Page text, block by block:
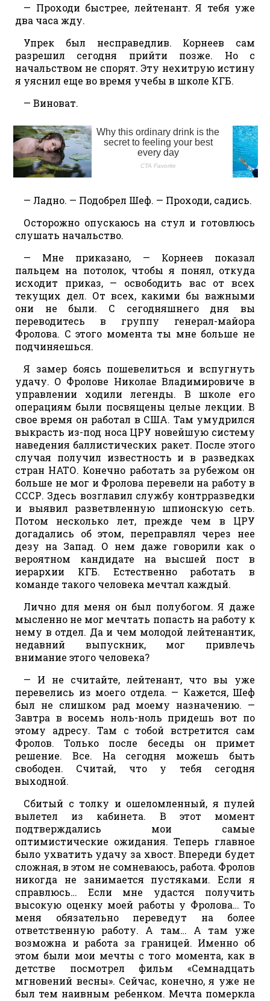
— Проходи быстрее, лейтенант. Я тебя уже
два часа жду.
Упрек был несправедлив. Корнеев сам
разрешил сегодня прийти позже. Но с
начальством не спорят. Эту нехитрую истину
я уяснил еще во время учебы в школе КГБ.
— Виноват.
— Ладно. — Подобрел Шеф. — Проходи, садись.
Осторожно опускаюсь на стул и готовлюсь
слушать начальство.
— Мне приказано, — Корнеев показал
пальцем на потолок, чтобы я понял, откуда
исходит приказ, — освободить вас от всех
текущих дел. От всех, какими бы важными
они не были. С сегодняшнего дня вы
переводитесь в группу генерал-майора
Фролова. С этого момента ты мне больше не
подчиняешься.
Я замер боясь пошевелиться и вспугнуть
удачу. О Фролове Николае Владимировиче в
управлении ходили легенды. В школе его
операциям были посвящены целые лекции. В
свое время он работал в США. Там умудрился
выкрасть из-под носа ЦРУ новейшую систему
наведения баллистических ракет. После этого
случая получил известность и в разведках
стран НАТО. Конечно работать за рубежом он
больше не мог и Фролова перевели на работу в
СССР. Здесь возглавил службу контрразведки
и выявил разветвленную шпионскую сеть.
Потом несколько лет, прежде чем в ЦРУ
догадались об этом, переправлял через нее
дезу на Запад. О нем даже говорили как о
вероятном кандидате на высшей пост в
иерархии КГБ. Естественно работать в
команде такого человека мечтал каждый.
Лично для меня он был полубогом. Я даже
мысленно не мог мечтать попасть на работу к
нему в отдел. Да и чем молодой лейтенантик,
недавний выпускник, мог привлечь
внимание этого человека?
— И не считайте, лейтенант, что вы уже
перевелись из моего отдела. — Кажется, Шеф
был не слишком рад моему назначению. —
Завтра в восемь ноль-ноль придешь вот по
этому адресу. Там с тобой встретится сам
Фролов. Только после беседы он примет
решение. Все. На сегодня можешь быть
свободен. Считай, что у тебя сегодня
выходной.
Сбитый с толку и ошеломленный, я пулей
вылетел из кабинета. В этот момент
подтверждались мои самые
оптимистические ожидания. Теперь главное
было ухватить удачу за хвост. Впереди будет
сложная, в этом не сомневаюсь, работа. Фролов
никогда не занимается пустяками. Если я
справлюсь… Если мне удастся получить
высокую оценку моей работы у Фролова… То
меня обязательно переведут на более
ответственную работу. А там… А там уже
возможна и работа за границей. Именно об
этом были мои мечты с того момента, как в
детстве посмотрел фильм «Семнадцать
мгновений весны». Сейчас, конечно, я уже не
был тем наивным ребенком. Мечта померкла